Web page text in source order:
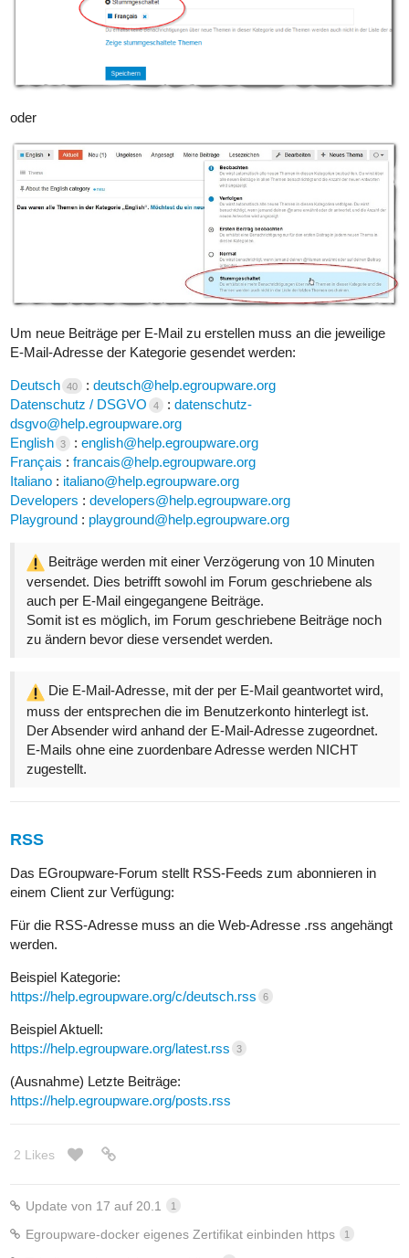
oder
Um neue Beiträge per E-Mail zu erstellen muss an die jeweilige
E-Mail-Adresse der Kategorie gesendet werden:
Deutsch 40 : deutsch@help.egroupware.org
Datenschutz / DSGVO
4 : datenschutz-
dsgvo@help.egroupware.org
English 3 : english@help.egroupware.org
Français : francais@help.egroupware.org
Italiano : italiano@help.egroupware.org
Developers : developers@help.egroupware.org
Playground : playground@help.egroupware.org
Beiträge werden mit einer Verzögerung von 10 Minuten
versendet. Dies betrifft sowohl im Forum geschriebene als
auch per E-Mail eingegangene Beiträge.
Somit ist es möglich, im Forum geschriebene Beiträge noch
zu ändern bevor diese versendet werden.
Die E-Mail-Adresse, mit der per E-Mail geantwortet wird,
muss der entsprechen die im Benutzerkonto hinterlegt ist.
Der Absender wird anhand der E-Mail-Adresse zugeordnet.
E-Mails ohne eine zuordenbare Adresse werden NICHT
zugestellt.
RSS
Das EGroupware-Forum stellt RSS-Feeds zum abonnieren in
einem Client zur Verfügung:
Für die RSS-Adresse muss an die Web-Adresse .rss angehängt
werden.
Beispiel Kategorie:
https://help.egroupware.org/c/deutsch.rss
6
Beispiel Aktuell:
https://help.egroupware.org/latest.rss
3
(Ausnahme) Letzte Beiträge:
https://help.egroupware.org/posts.rss
2 Likes
Update von 17 auf 20.1 1
Egroupware-docker eigenes Zertifikat einbinden https 1